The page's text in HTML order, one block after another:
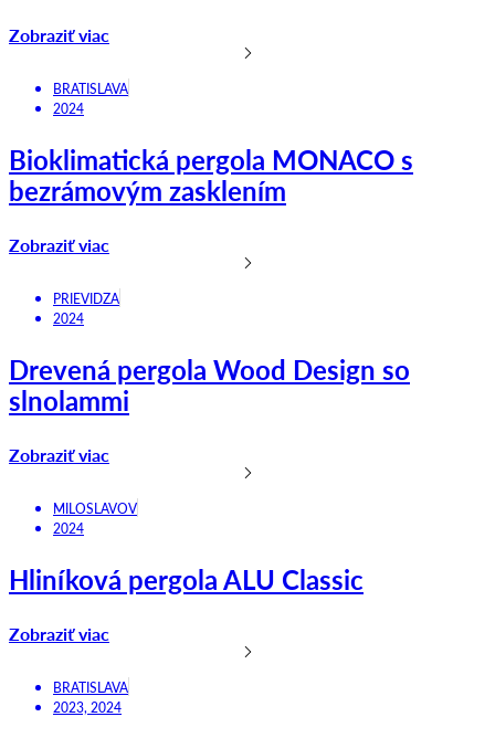
Zobraziť viac
BRATISLAVA
2024
Bioklimatická pergola MONACO s
bezrámovým zasklením
Zobraziť viac
PRIEVIDZA
2024
Drevená pergola Wood Design so
slnolammi
Zobraziť viac
MILOSLAVOV
2024
Hliníková pergola ALU Classic
Zobraziť viac
BRATISLAVA
2023, 2024